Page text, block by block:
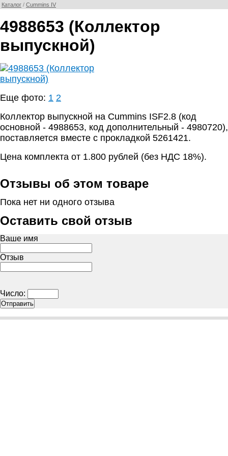
Каталог / Cummins IV
4988653 (Коллектор
выпускной)
Еще фото: 1 2
Коллектор выпускной на Cummins ISF2.8 (код
основной - 4988653, код дополнительный - 4980720),
поставляется вместе с прокладкой 5261421.
Цена комплекта от 1.800 рублей (без НДС 18%).
Отзывы об этом товаре
Пока нет ни одного отзыва
Оставить свой отзыв
Ваше имя
Отзыв
Число: